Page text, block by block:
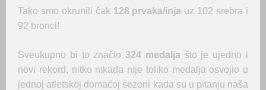
Tako smo okrunili čak 128 prvaka/inja uz 102 srebra i
92 bronci!
Sveukupno bi to značio324 medaljašto je ujedno i
novi rekord, nitko nikada nije toliko medalja osvojio u
jednoj atletskoj domaćoj sezoni kada su u pitanju naša